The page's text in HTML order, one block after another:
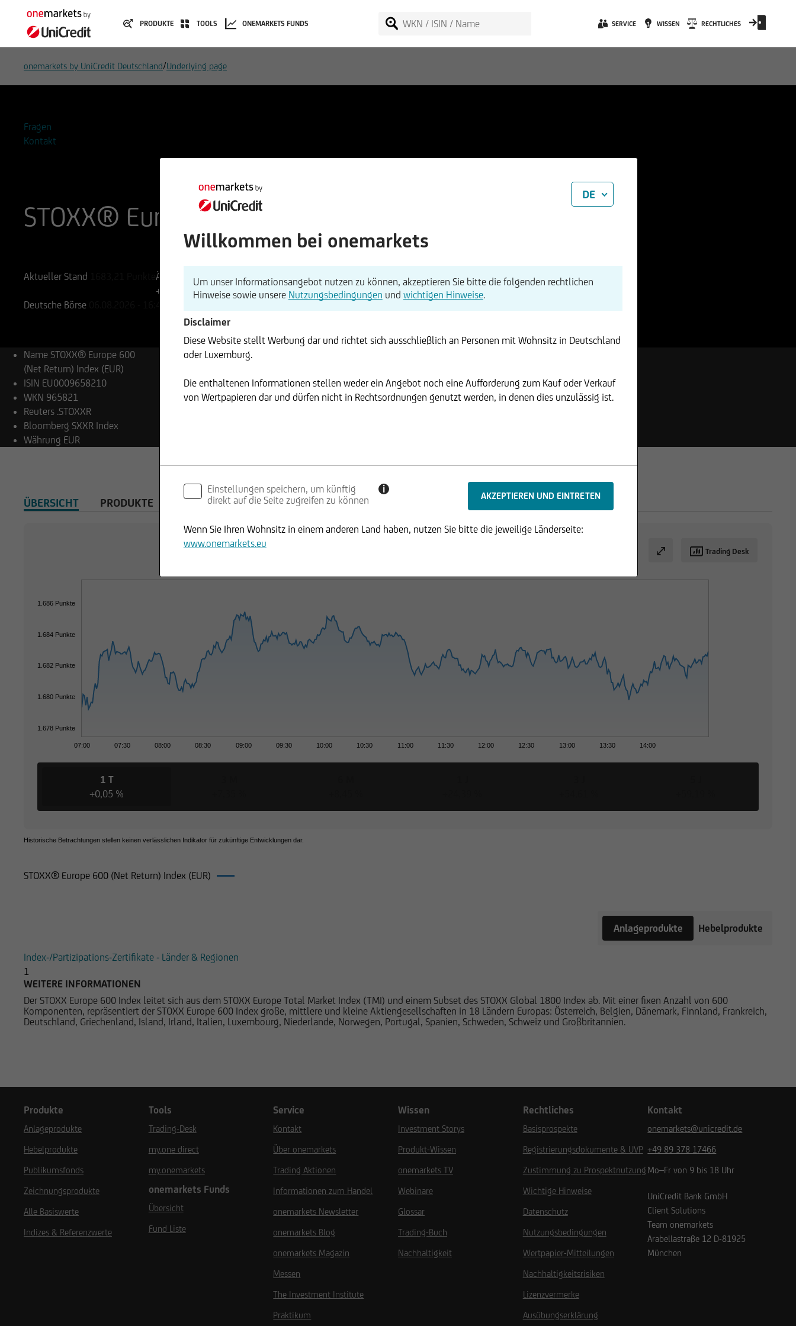
PRODUKTE TOOLS ONEMARKETS FUNDS SERVICE WISSEN RECHTLICHES
onemarkets by UniCredit Deutschland/Underlying page
Fragen
Kontakt
STOXX® Europe 600 (Net Return) Index (EUR)
Aktueller Stand
Änderung
+0,46%
+7,83
Deutsche Börse
Name STOXX® Europe 600
(Net Return) Index (EUR)
ISIN EU0009658210
WKN 965821
Reuters .STOXXR
Bloomberg SXXR Index
Währung EUR
ÜBERSICHT PRODUKTE WICHTIGE HINWEISE
Trading Desk
07:00 07:30 08:00 08:30 09:00 09:30 10:00 10:30 11:00 11:30 12:00 12:30 13:00 13:30 14:00
1.678 Punkte
1.680 Punkte
1.682 Punkte
1.684 Punkte
1.686 Punkte
1 T
+0,05 %
Historische Betrachtungen stellen keinen verlässlichen Indikator für zukünftige Entwicklungen dar.
STOXX® Europe 600 (Net Return) Index (EUR)
Anlageprodukte Hebelprodukte
Index-/Partizipations-Zertifikate - Länder & Regionen
1
WEITERE INFORMATIONEN
Der STOXX Europe 600 Index leitet sich aus dem STOXX Europe Total Market Index (TMI) und einem Subset des STOXX Global 1800 Index ab. Mit einer fixen Anzahl von 600
Komponenten, repräsentiert der STOXX Europe 600 Index große, mittlere und kleine Aktiengesellschaften in 18 Ländern Europas: Österreich, Belgien, Dänemark, Finnland, Frankreich,
Deutschland, Griechenland, Island, Irland, Italien, Luxembourg, Niederlande, Norwegen, Portugal, Spanien, Schweden, Schweiz und Großbritannien.
Produkte
Anlageprodukte
Hebelprodukte
Publikumsfonds
Zeichnungsprodukte
Alle Basiswerte
Indizes & Referenzwerte
Tools
Trading-Desk
my.one direct
my.onemarkets
onemarkets Funds
Übersicht
Fund Liste
Service
Kontakt
Über onemarkets
Trading Aktionen
Informationen zum Handel
onemarkets Newsletter
onemarkets Blog
onemarkets Magazin
Messen
The Investment Institute
Praktikum
Wissen
Investment Storys
Produkt-Wissen
onemarkets TV
Webinare
Glossar
Trading-Buch
Nachhaltigkeit
Rechtliches
Basisprospekte
Registrierungsdokumente & UVP
Zustimmung zu Prospektnutzung
Wichtige Hinweise
Datenschutz
Nutzungsbedingungen
Wertpapier-Mitteilungen
Nachhaltigkeitsrisiken
Lizenzvermerke
Ausübungserklärung
Kontakt
onemarkets@unicredit.de
+49 89 378 17466
Mo–Fr von 9 bis 18 Uhr
UniCredit Bank GmbH
Client Solutions
Team onemarkets
Arabellastraße 12 D-81925
München
DE
Willkommen bei onemarkets
Um unser Informationsangebot nutzen zu können, akzeptieren Sie bitte die folgenden rechtlichen
Hinweise sowie unsere Nutzungsbedingungen und wichtigen Hinweise.
Disclaimer
Diese Website stellt Werbung dar und richtet sich ausschließlich an Personen mit Wohnsitz in Deutschland
oder Luxemburg.
Die enthaltenen Informationen stellen weder ein Angebot noch eine Aufforderung zum Kauf oder Verkauf
von Wertpapieren dar und dürfen nicht in Rechtsordnungen genutzt werden, in denen dies unzulässig ist.
Einstellungen speichern, um künftig
direkt auf die Seite zugreifen zu können
i
Wenn Sie Ihren Wohnsitz in einem anderen Land haben, nutzen Sie bitte die jeweilige Länderseite:
www.onemarkets.eu